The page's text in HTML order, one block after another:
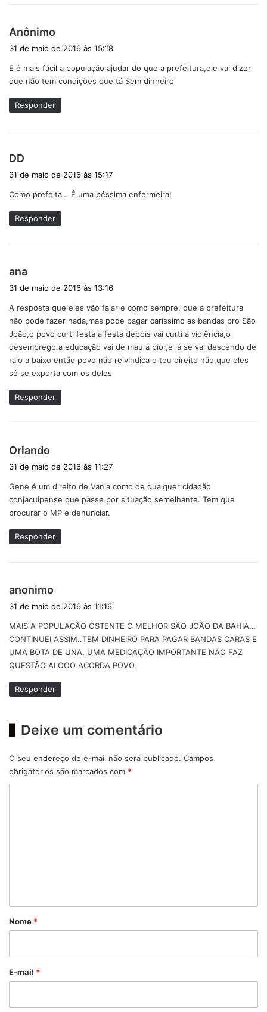
Anônimo
s
e
:
31 de maio de 2016 às 15:18
E é mais fácil a população ajudar do que a prefeitura,ele vai dizer
que não tem condições que tá Sem dinheiro
Responder
DD
s
e
:
31 de maio de 2016 às 15:17
Como prefeita… É uma péssima enfermeira!
Responder
ana
s
e
:
31 de maio de 2016 às 13:16
A resposta que eles vão falar e como sempre, que a prefeitura
não pode fazer nada,mas pode pagar caríssimo as bandas pro São
João,o povo curti festa a festa depois vai curti a violência,o
desemprego,a educação vai de mau a pior,e lá se vai descendo de
ralo a baixo então povo não reivindica o teu direito não,que eles
só se exporta com os deles
Responder
Orlando
s
e
:
31 de maio de 2016 às 11:27
Gene é um direito de Vania como de qualquer cidadão
conjacuipense que passe por situação semelhante. Tem que
procurar o MP e denunciar.
Responder
anonimo
s
e
:
31 de maio de 2016 às 11:16
MAIS A POPULAÇÃO OSTENTE O MELHOR SÃO JOÃO DA BAHIA…
CONTINUEI ASSIM..TEM DINHEIRO PARA PAGAR BANDAS CARAS E
UMA BOTA DE UNA, UMA MEDICAÇÃO IMPORTANTE NÃO FAZ
QUESTÃO ALOOO ACORDA POVO.
Responder
Deixe um comentário
O seu endereço de e-mail não será publicado. Campos
obrigatórios são marcados com *
r
*
Nome *
E-mail *